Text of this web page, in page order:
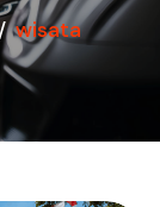
wisata